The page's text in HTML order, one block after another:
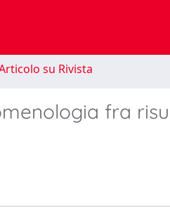
su Rivista
fra